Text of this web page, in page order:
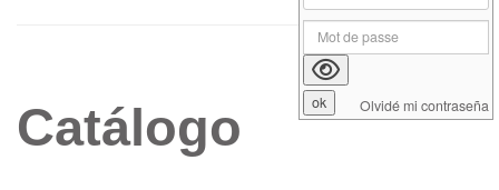
Catálogo Olvidé mi contraseña